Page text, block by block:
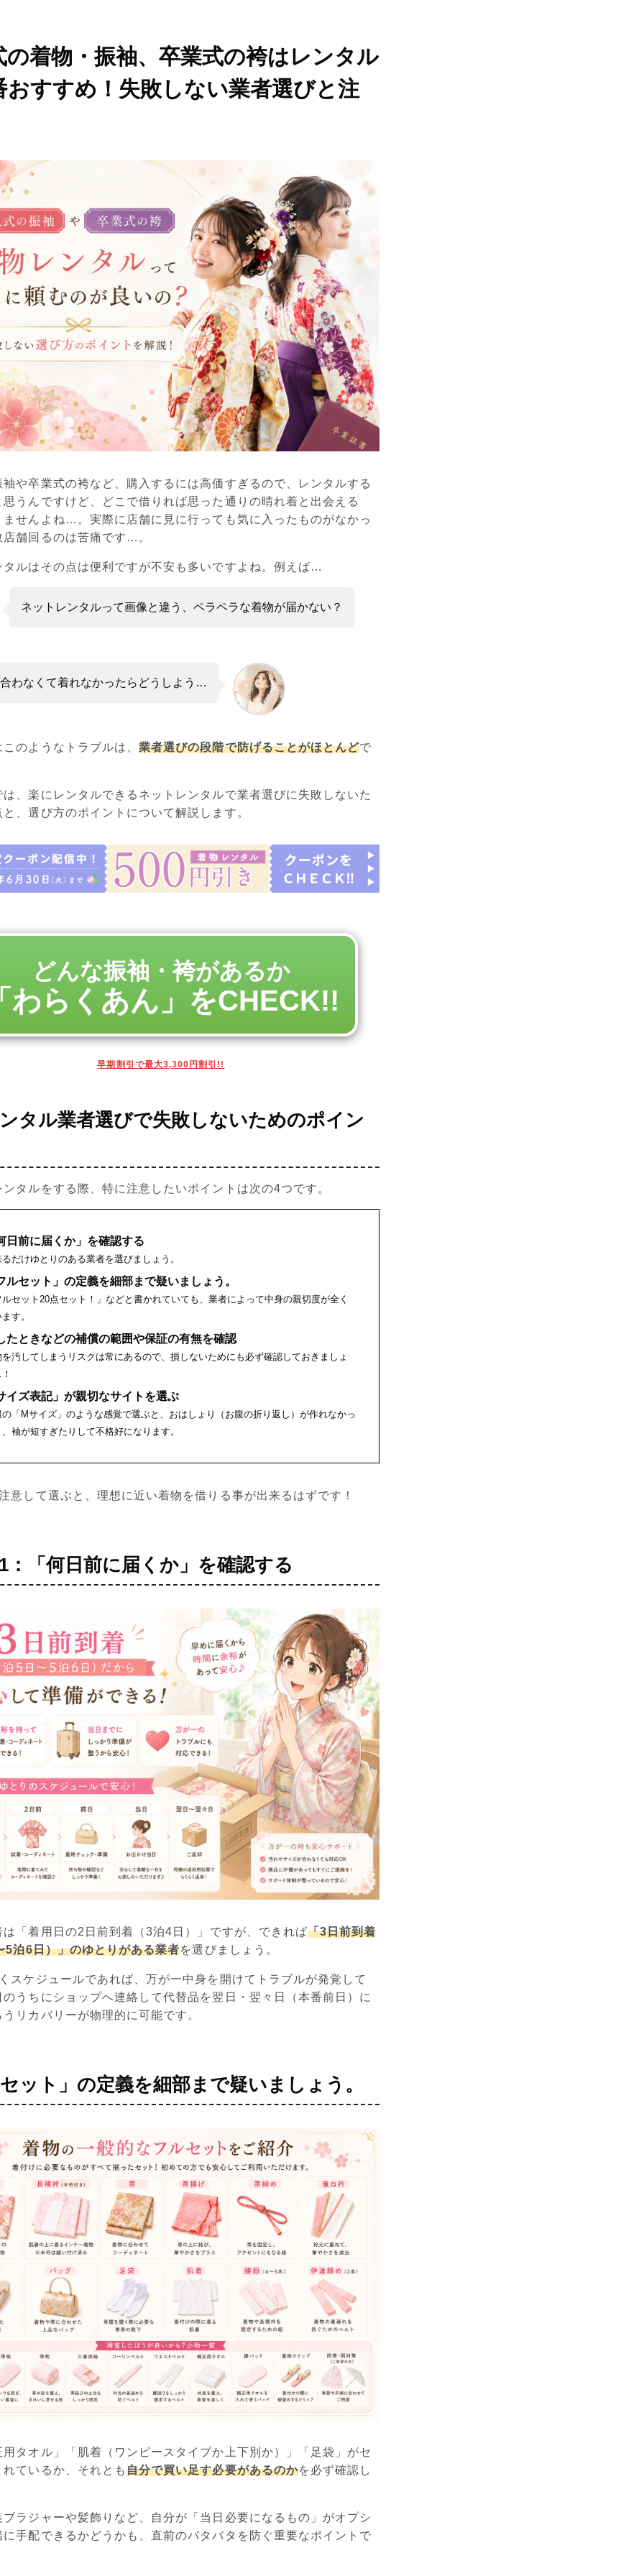
の着物・振袖、卒業式の袴はレンタル
おすすめ！失敗しない業者選びと注
袖や卒業式の袴など、購入するには高価すぎるので、レンタルする
思うんですけど、どこで借りれば思った通りの晴れ着と出会える
ませんよね…。実際に店舗に見に行っても気に入ったものがなかっ
店舗回るのは苦痛です…。
タルはその点は便利ですが不安も多いですよね。例えば…
ネットレンタルって画像と違う、ペラペラな着物が届かない？
わなくて着れなかったらどうしよう…
このようなトラブルは、業者選びの段階で防げることがほとんどで
は、楽にレンタルできるネットレンタルで業者選びに失敗しないた
、選び方のポイントについて解説します。
どんな振袖・袴があるか
わらくあん」をCHECK!!
早期割引で最大3,300円割引!!
タル業者選びで失敗しないためのポイン
タルをする際、特に注意したいポイントは次の4つです。
日前に届くか」を確認する
だけゆとりのある業者を選びましょう。
ルセット」の定義を細部まで疑いましょう。
ルセット20点セット！」などと書かれていても、業者によって中身の親切度が全く
す。
たときなどの補償の範囲や保証の有無を確認
を汚してしまうリスクは常にあるので、損しないためにも必ず確認しておきましょ
イズ表記」が親切なサイトを選ぶ
の「Mサイズ」のような感覚で選ぶと、おはしょり（お腹の折り返し）が作れなかっ
袖が短すぎたりして不格好になります。
意して選ぶと、理想に近い着物を借りる事が出来るはずです！
：「何日前に届くか」を確認する
は「着用日の2日前到着（3泊4日）」ですが、できれば「3日前到着
5泊6日）」のゆとりがある業者を選びましょう。
スケジュールであれば、万が一中身を開けてトラブルが発覚して
のうちにショップへ連絡して代替品を翌日・翌々日（本番前日）に
リカバリーが物理的に可能です。
ット」の定義を細部まで疑いましょう。
用タオル」「肌着（ワンピースタイプか上下別か）」「足袋」がセ
ているか、それとも自分で買い足す必要があるのかを必ず確認し
ブラジャーや髪飾りなど、自分が「当日必要になるもの」がオプシ
に手配できるかどうかも、直前のバタバタを防ぐ重要なポイントで